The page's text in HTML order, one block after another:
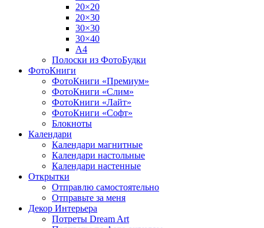
20×20
20×30
30×30
30×40
A4
Полоски из ФотоБудки
ФотоКниги
ФотоКниги «Премиум»
ФотоКниги «Слим»
ФотоКниги «Лайт»
ФотоКниги «Софт»
Блокноты
Календари
Календари магнитные
Календари настольные
Календари настенные
Открытки
Отправлю самостоятельно
Отправьте за меня
Декор Интерьера
Потреты Dream Art